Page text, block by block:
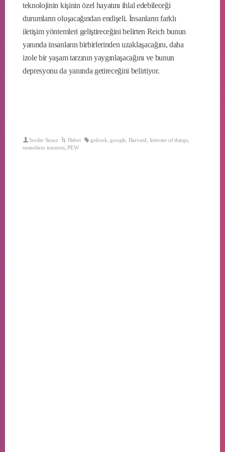
teknolojinin kişinin özel hayatını ihlal edebileceği
durumların oluşacağından endişeli. İnsanların farklı
iletişim yöntemleri geliştireceğini belirten Reich bunun
yanında insanların birbirlerinden uzaklaşacağını, daha
izole bir yaşam tarzının yaygınlaşacağını ve bunun
depresyonu da yanında getireceğini belirtiyor.
Serdar Susuz Haber gelecek ,google Harvard Internet of things,
nesnelerin interneti ,PEW